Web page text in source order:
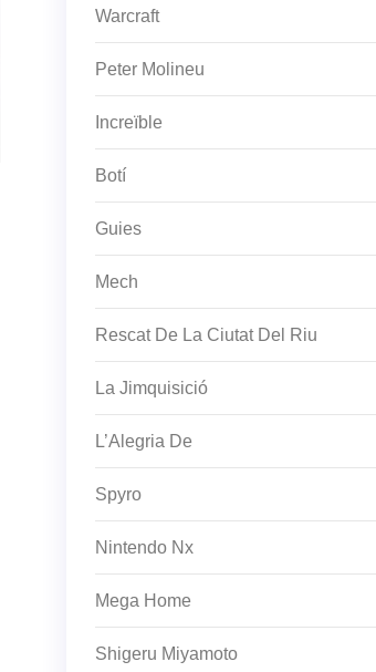
Warcraft
Peter Molineu
Increïble
Botí
Guies
Mech
Rescat De La Ciutat Del Riu
La Jimquisició
L’Alegria De
Spyro
Nintendo Nx
Mega Home
Shigeru Miyamoto